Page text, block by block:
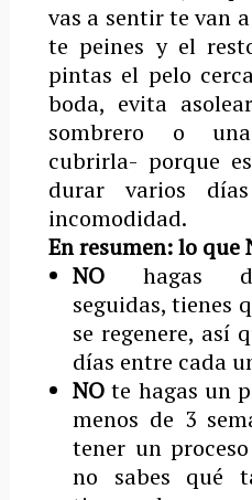
vas a sentir te van
te peines y el
pintas el pelo
boda, evita
sombrero o
cubrirla- porque
durar varios
incomodidad.
En resumen: lo que
NOhagas
seguidas, tienes
se regenere, así
días entre cada
NOte hagas un
menos de 3
tener un
no sabes qué